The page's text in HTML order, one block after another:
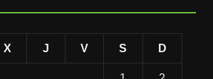
X J V S D